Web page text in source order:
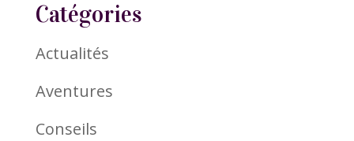
Catégories
Actualités
Aventures
Conseils